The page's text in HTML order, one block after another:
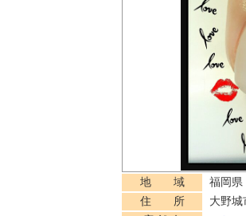
地 域
福岡県
住 所
大野城